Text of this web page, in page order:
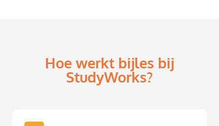
Hoe werkt bijles bij
StudyWorks?